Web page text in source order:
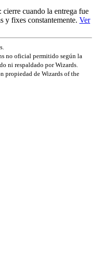
cierre cuando la entrega fue
y fixes constantemente. Ver
no oficial permitido según la
ni respaldado por Wizards.
propiedad de Wizards of the